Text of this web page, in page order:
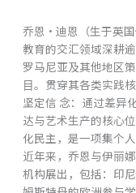
乔恩·迪恩（⽣于英
教育的交汇领域深耕
罗马尼亚及其他地区
⽬。贯穿其各类实践
坚定信 念：通过差异
达与艺术⽣产的核⼼
化民主，是⼀项集个
近年来，乔恩与伊丽
机构展出，包括：印